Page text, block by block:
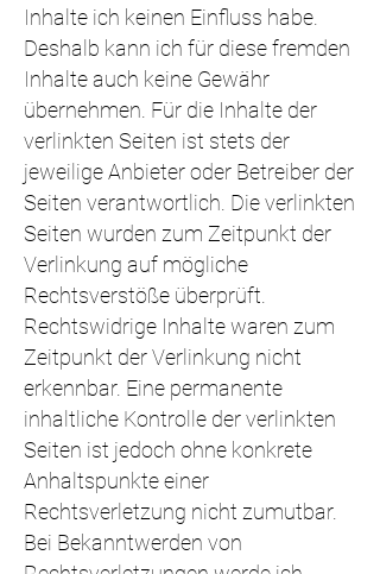
Inhalte ich keinen Einfluss habe.
Deshalb kann ich für diese fremden
Inhalte auch keine Gewähr
übernehmen. Für die Inhalte der
verlinkten Seiten ist stets der
jeweilige Anbieter oder Betreiber der
Seiten verantwortlich. Die verlinkten
Seiten wurden zum Zeitpunkt der
Verlinkung auf mögliche
Rechtsverstöße überprüft.
Rechtswidrige Inhalte waren zum
Zeitpunkt der Verlinkung nicht
erkennbar. Eine permanente
inhaltliche Kontrolle der verlinkten
Seiten ist jedoch ohne konkrete
Anhaltspunkte einer
Rechtsverletzung nicht zumutbar.
Bei Bekanntwerden von